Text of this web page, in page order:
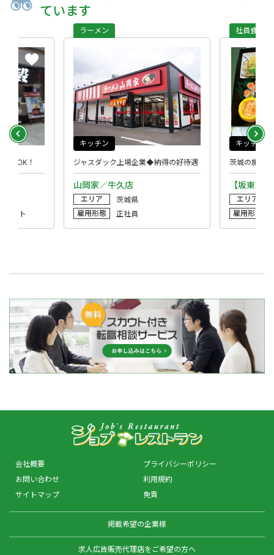
ています
～OK！
パート
山岡家／牛久店
ジャスダック上場企業◆納得の好待遇
ラーメン
キッチン
エリア
茨城県
雇用形態
正社員
【坂東】
茨城の施設
社員食堂・
キッチン
エリア
雇用形態
会社概要
お問い合わせ
サイトマップ
プライバシーポリシー
利用規約
免責
掲載希望の企業様
求人広告販売代理店をご希望の方へ